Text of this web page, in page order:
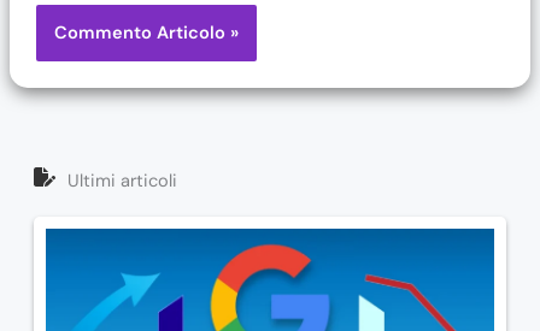
Ultimi articoli